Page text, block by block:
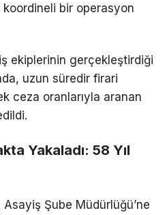
bir operasyon
ekiplerinin gerçekleştirdiği
uzun süredir firari
ceza oranlarıyla aranan
Yakaladı: 58 Yıl
Şube Müdürlüğü’ne